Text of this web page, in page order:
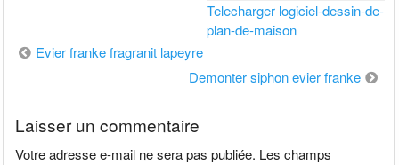
Telecharger logiciel-dessin-de-
plan-de-maison
Navigation
Evier franke fragranit lapeyre
Demonter siphon evier franke
Laisser un commentaire
Votre adresse e-mail ne sera pas publiée. Les champs